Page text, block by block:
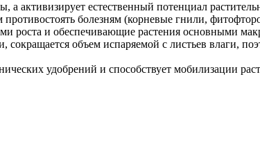
активизирует естественный потенциал
болезням (корневые гнили,
роста и обеспечивающие растения основными
объем испаряемой с листьев влаги,
удобрений и способствует мобилизации